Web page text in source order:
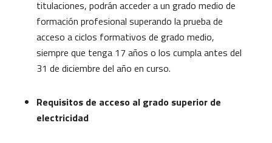
titulaciones, podrán acceder a un grado medio de
formación profesional superando la prueba de
acceso a ciclos formativos de grado medio,
siempre que tenga 17 años o los cumpla antes del
31 de diciembre del año en curso.
Requisitos de acceso al grado superior de
electricidad